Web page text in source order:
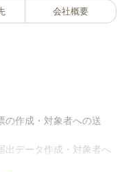
会社概要
の作成・対象者への送
出データ作成・対象者へ